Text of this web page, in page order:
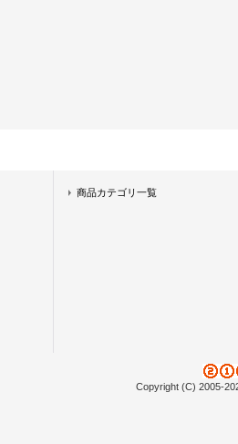
商品カテゴリ一覧
Copyright (C) 2005-